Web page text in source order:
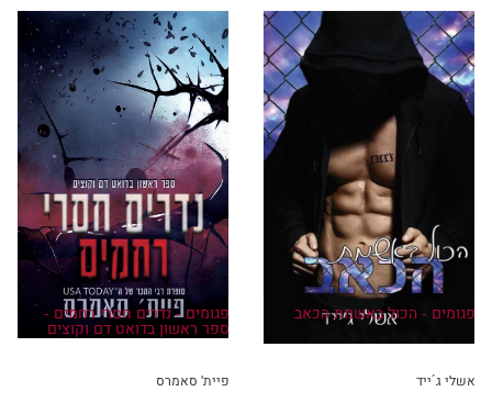
פגומים - הכול באשמת הכאב
אשלי ג´ייד
פגומים - נדרים חסרי רחמים -
ספר ראשון בדואט דם וקוצים
פיית' סאמרס